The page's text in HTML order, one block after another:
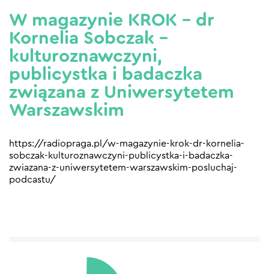
W magazynie KROK – dr
Kornelia Sobczak –
kulturoznawczyni,
publicystka i badaczka
związana z Uniwersytetem
Warszawskim
https://radiopraga.pl/w-magazynie-krok-dr-kornelia-
sobczak-kulturoznawczyni-publicystka-i-badaczka-
zwiazana-z-uniwersytetem-warszawskim-posluchaj-
podcastu/